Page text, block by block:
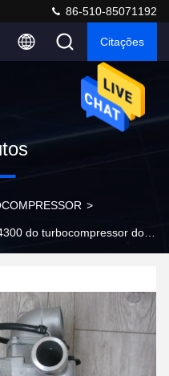
86-510-85071192
Citações
>
do turbocompressor do